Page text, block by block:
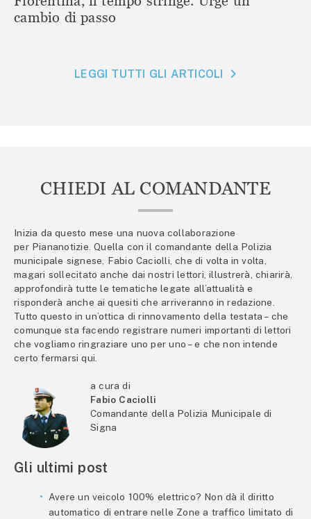
cambio di passo
LEGGI TUTTI GLI ARTICOLI
CHIEDI AL COMANDANTE
Inizia da questo mese una nuova collaborazione
per Piananotizie. Quella con il comandante della Polizia
municipale signese, Fabio Caciolli, che di volta in volta,
magari sollecitato anche dai nostri lettori, illustrerà, chiarirà,
approfondirà tutte le tematiche legate all’attualità e
risponderà anche ai quesiti che arriveranno in redazione.
Tutto questo in un’ottica di rinnovamento della testata – che
comunque sta facendo registrare numeri importanti di lettori
che vogliamo ringraziare uno per uno – e che non intende
certo fermarsi qui.
a cura di
Fabio Caciolli
Comandante della Polizia Municipale di
Signa
Gli ultimi post
Avere un veicolo 100% elettrico? Non dà il diritto
automatico di entrare nelle Zone a traffico limitato di